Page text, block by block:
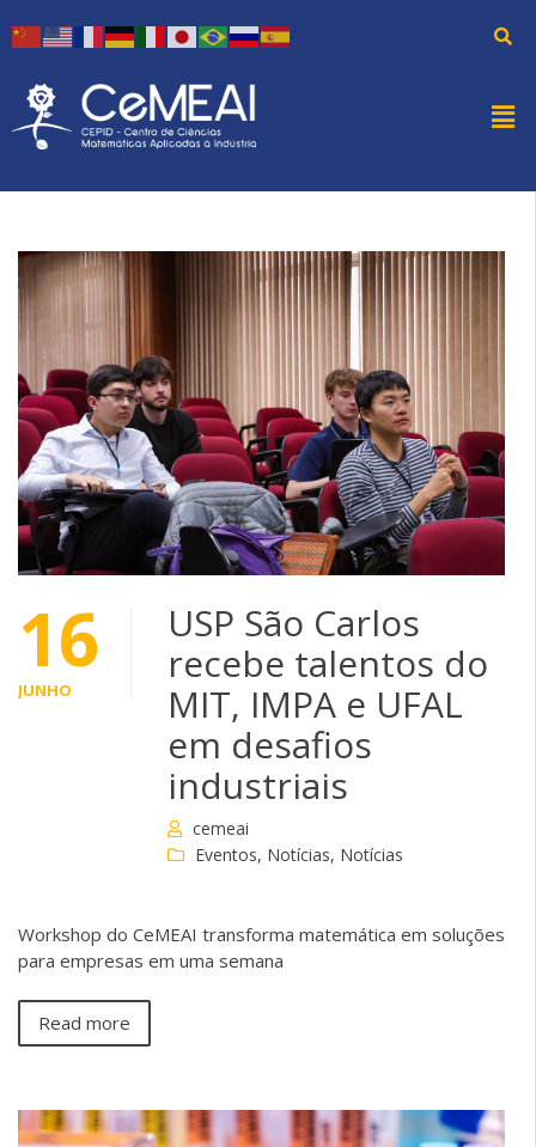
16
JUNHO
USP São Carlos
recebe talentos do
MIT, IMPA e UFAL
em desafios
industriais
cemeai
Eventos, Notícias, Notícias
Workshop do CeMEAI transforma matemática em soluções
para empresas em uma semana
Read more